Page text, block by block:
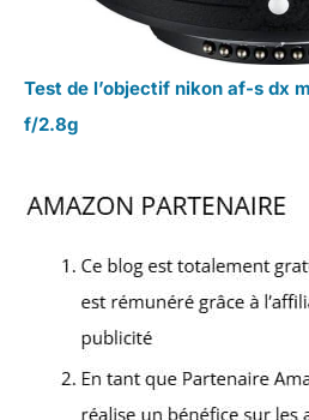
Test de l’objectif nikon af-s dx
f/2.8g